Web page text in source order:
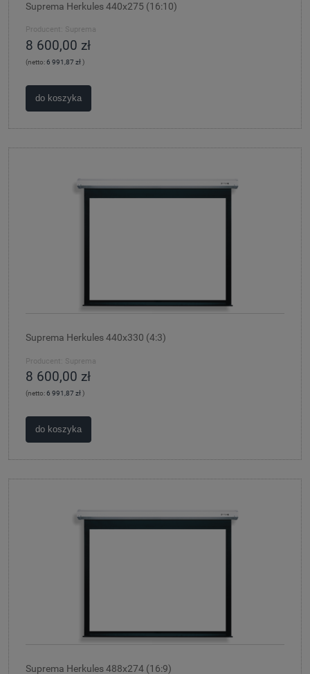
Suprema Herkules 440x275 (16:10)
Producent: Suprema
8 600,00 zł
(netto:6 991,87 zł)
do koszyka
Suprema Herkules 440x330 (4:3)
Producent: Suprema
8 600,00 zł
(netto:6 991,87 zł)
do koszyka
Suprema Herkules 488x274 (16:9)